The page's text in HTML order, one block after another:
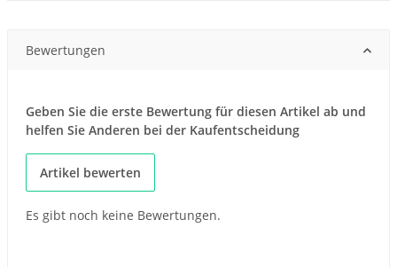
Bewertungen
Geben Sie die erste Bewertung für diesen Artikel ab und
helfen Sie Anderen bei der Kaufentscheidung
Artikel bewerten
Es gibt noch keine Bewertungen.